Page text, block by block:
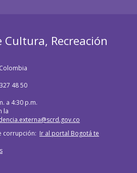
Cultura, Recreación
48 50
a 4:30 p.m.
la
corrupción: Ir al portal Bogotá te